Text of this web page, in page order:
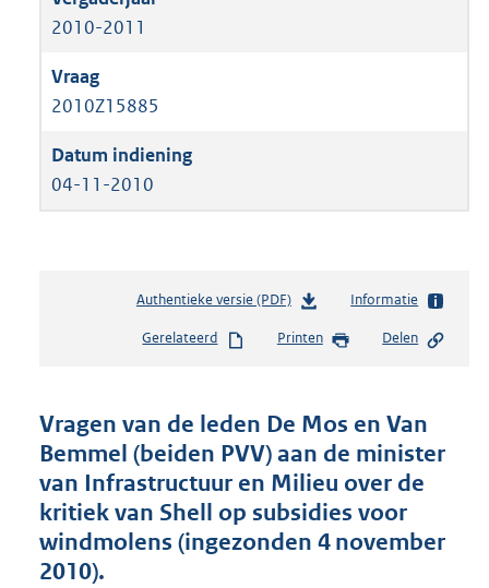
2010-2011
2010Z15885
04-11-2010
Authentieke versie (PDF)b
s
d
s
g
r
o
Informatie
Gerelateerd Printen Delen
Vragen van de leden De Mos en Van
Bemmel (beiden PVV) aan de minister
van Infrastructuur en Milieu over de
kritiek van Shell op subsidies voor
windmolens (ingezonden 4 november
2010).